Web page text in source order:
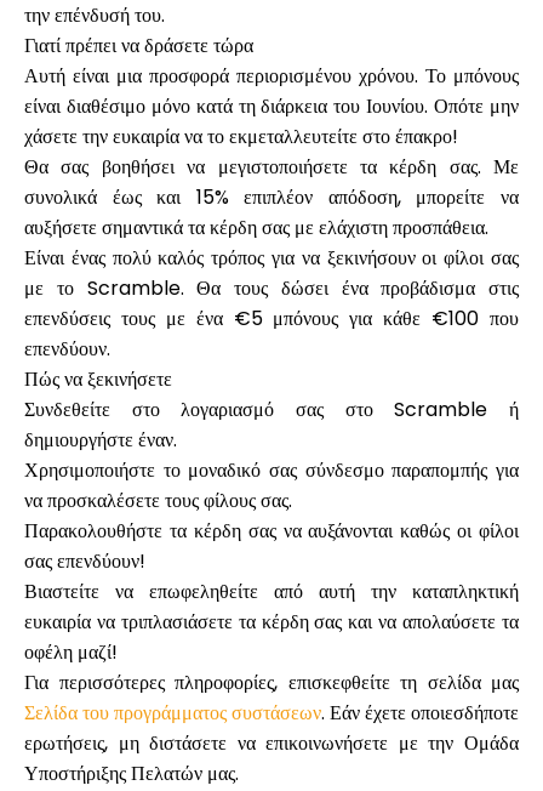
ask@scrambleup.com
+372 712 2955
την επένδυσή του.
Γιατί πρέπει να δράσετε τώρα
Αυτή είναι μια προσφορά περιορισμένου χρόνου. Το μπόνους
είναι διαθέσιμο μόνο κατά τη διάρκεια του Ιουνίου. Οπότε μην
χάσετε την ευκαιρία να το εκμεταλλευτείτε στο έπακρο!
Θα σας βοηθήσει να μεγιστοποιήσετε τα κέρδη σας. Με
συνολικά έως και 15% επιπλέον απόδοση, μπορείτε να
αυξήσετε σημαντικά τα κέρδη σας με ελάχιστη προσπάθεια.
Είναι ένας πολύ καλός τρόπος για να ξεκινήσουν οι φίλοι σας
με το Scramble. Θα τους δώσει ένα προβάδισμα στις
επενδύσεις τους με ένα €5 μπόνους για κάθε €100 που
επενδύουν.
Πώς να ξεκινήσετε
Συνδεθείτε στο λογαριασμό σας στο Scramble ή
δημιουργήστε έναν.
Χρησιμοποιήστε το μοναδικό σας σύνδεσμο παραπομπής για
να προσκαλέσετε τους φίλους σας.
Παρακολουθήστε τα κέρδη σας να αυξάνονται καθώς οι φίλοι
σας επενδύουν!
Βιαστείτε να επωφεληθείτε από αυτή την καταπληκτική
ευκαιρία να τριπλασιάσετε τα κέρδη σας και να απολαύσετε τα
οφέλη μαζί!
Για περισσότερες πληροφορίες, επισκεφθείτε τη σελίδα μας
Σελίδα του προγράμματος συστάσεων. Εάν έχετε οποιεσδήποτε
ερωτήσεις, μη διστάσετε να επικοινωνήσετε με την Ομάδα
Υποστήριξης Πελατών μας.